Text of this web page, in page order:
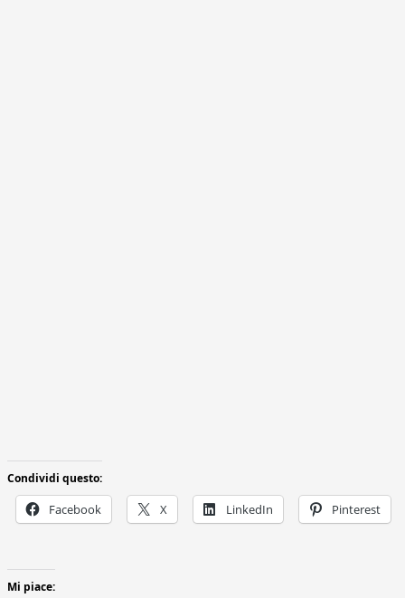
Condividi questo:
Facebook X LinkedIn Pinterest
Mi piace: